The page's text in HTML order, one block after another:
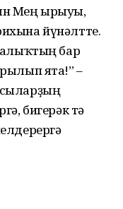
Мең ырыуы,
йүнәлтте.
бар
ята!” –
бигерәк тә